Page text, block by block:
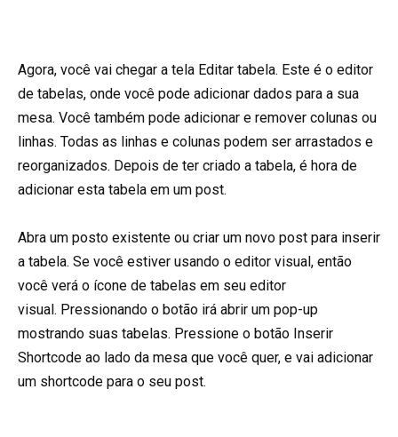
Agora, você vai chegar a tela Editar tabela. Este é o editor
de tabelas, onde você pode adicionar dados para a sua
mesa. Você também pode adicionar e remover colunas ou
linhas. Todas as linhas e colunas podem ser arrastados e
reorganizados. Depois de ter criado a tabela, é hora de
adicionar esta tabela em um post.
Abra um posto existente ou criar um novo post para inserir
a tabela. Se você estiver usando o editor visual, então
você verá o ícone de tabelas em seu editor
visual. Pressionando o botão irá abrir um pop-up
mostrando suas tabelas. Pressione o botão Inserir
Shortcode ao lado da mesa que você quer, e vai adicionar
um shortcode para o seu post.